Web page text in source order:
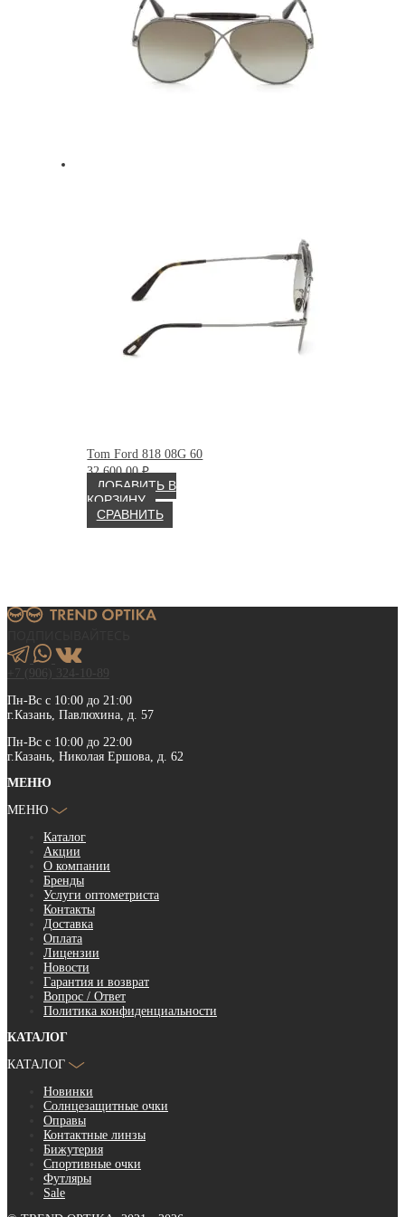
Tom Ford 818 08G 60
32 600.00₽
ДОБАВИТЬ В
КОРЗИНУ
СРАВНИТЬ
+7 (906) 324-10-89
Пн-Вс с 10:00 до 21:00
г.Казань, Павлюхина, д. 57
Пн-Вс с 10:00 до 22:00
г.Казань, Николая Ершова, д. 62
МЕНЮ
МЕНЮ
Каталог
Акции
О компании
Бренды
Услуги оптометриста
Контакты
Доставка
Оплата
Лицензии
Новости
Гарантия и возврат
Вопрос / Ответ
Политика конфиденциальности
КАТАЛОГ
КАТАЛОГ
Новинки
Солнцезащитные очки
Оправы
Контактные линзы
Бижутерия
Спортивные очки
Футляры
Sale